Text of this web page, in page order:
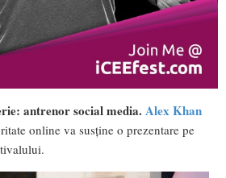
antrenor social media. Alex Khan
online va susține o prezentare pe